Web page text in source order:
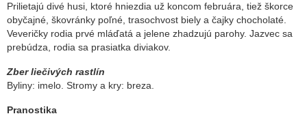
Prilietajú divé husi, ktoré hniezdia už koncom februára, tiež škorce
obyčajné, škovránky poľné, trasochvost biely a čajky chocholaté.
Veveričky rodia prvé mláďatá a jelene zhadzujú parohy. Jazvec sa
prebúdza, rodia sa prasiatka diviakov.
Zber liečivých rastlín
Byliny: imelo. Stromy a kry: breza.
Pranostika